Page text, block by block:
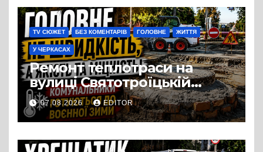
TV СЮЖЕТ БЕЗ КОМЕНТАРІВ ГОЛОВНЕ ЖИТТЯ
У ЧЕРКАСАХ
Ремонт теплотраси на
вулиці Святотроїцькій
затягнувся порівняно із
запланованими термінами.
Вулицю досі не відкрили
для руху
07.08.2026 EDITOR